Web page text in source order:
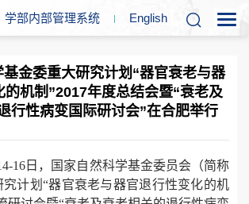
学部内部管理系统 English
基金委重大研究计划“器官衰老与器
的机制”2017年度总结会暨“衰老及
行性病变国际研讨会”在合肥举行
16日，国家自然科学基金委员会（简称
计划“器官衰老与器官退行性变化的机